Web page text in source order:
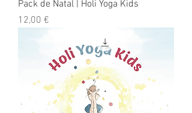
Pack de Natal | Holi Yoga Kids
Preço
12,00 €